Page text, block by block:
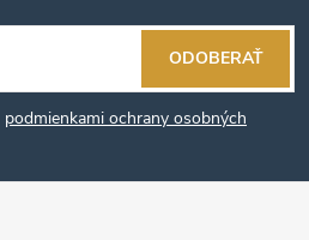
podmienkami ochrany osobných
ODOBERAŤ